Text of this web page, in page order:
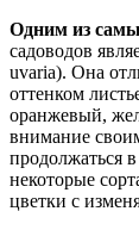
Одним из
садоводов
uvaria). Она
оттенком
оранжевый,
внимание
продолжаться
некоторые
цветки с